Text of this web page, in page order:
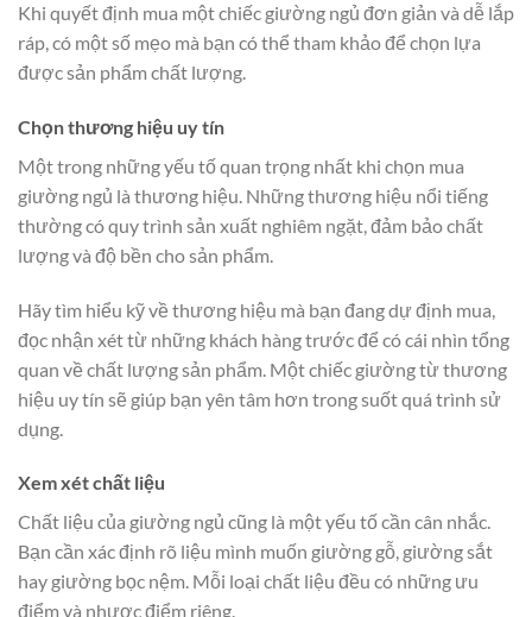
Khi quyết định mua một chiếc giường ngủ đơn giản và dễ lắp
ráp, có một số mẹo mà bạn có thể tham khảo để chọn lựa
được sản phẩm chất lượng.
Chọn thương hiệu uy tín
Một trong những yếu tố quan trọng nhất khi chọn mua
giường ngủ là thương hiệu. Những thương hiệu nổi tiếng
thường có quy trình sản xuất nghiêm ngặt, đảm bảo chất
lượng và độ bền cho sản phẩm.
Hãy tìm hiểu kỹ về thương hiệu mà bạn đang dự định mua,
đọc nhận xét từ những khách hàng trước để có cái nhìn tổng
quan về chất lượng sản phẩm. Một chiếc giường từ thương
hiệu uy tín sẽ giúp bạn yên tâm hơn trong suốt quá trình sử
dụng.
Xem xét chất liệu
Chất liệu của giường ngủ cũng là một yếu tố cần cân nhắc.
Bạn cần xác định rõ liệu mình muốn giường gỗ, giường sắt
hay giường bọc nệm. Mỗi loại chất liệu đều có những ưu
điểm và nhược điểm riêng.